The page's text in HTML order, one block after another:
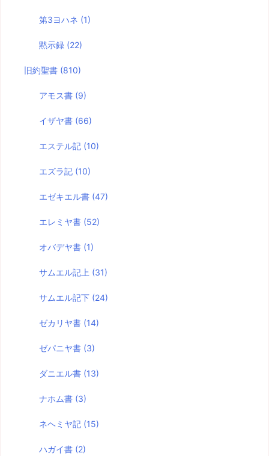
第3ヨハネ (1)
黙示録 (22)
旧約聖書 (810)
アモス書 (9)
イザヤ書 (66)
エステル記 (10)
エズラ記 (10)
エゼキエル書 (47)
エレミヤ書 (52)
オバデヤ書 (1)
サムエル記上 (31)
サムエル記下 (24)
ゼカリヤ書 (14)
ゼパニヤ書 (3)
ダニエル書 (13)
ナホム書 (3)
ネヘミヤ記 (15)
ハガイ書 (2)